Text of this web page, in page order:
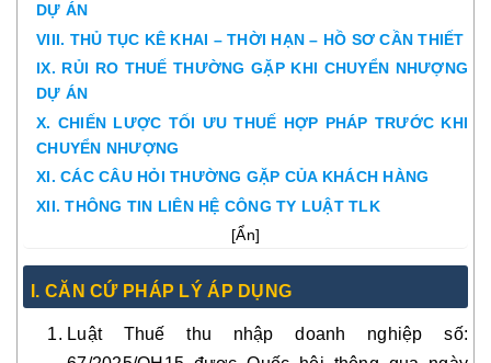
DỰ ÁN
VIII. THỦ TỤC KÊ KHAI – THỜI HẠN – HỒ SƠ CẦN THIẾT
IX. RỦI RO THUẾ THƯỜNG GẶP KHI CHUYỂN NHƯỢNG
DỰ ÁN
X. CHIẾN LƯỢC TỐI ƯU THUẾ HỢP PHÁP TRƯỚC KHI
CHUYỂN NHƯỢNG
XI. CÁC CÂU HỎI THƯỜNG GẶP CỦA KHÁCH HÀNG
XII. THÔNG TIN LIÊN HỆ CÔNG TY LUẬT TLK
[Ẩn]
I. CĂN CỨ PHÁP LÝ ÁP DỤNG
Luật Thuế thu nhập doanh nghiệp số: